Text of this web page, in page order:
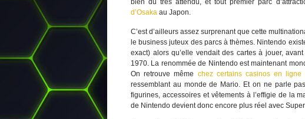
d’Osaka au Japon.
C’est d’ailleurs assez surprenant que cette
le business juteux des parcs à thèmes. Nintendo
exact) alors qu’elle vendait des cartes à jouer,
1970. La renommée de Nintendo est maintenant
On retrouve même chez certains casinos en ligne
ressemblant au monde de Mario. Et on ne parle
figurines, accessoires et vêtements à l’effigie de la
de Nintendo devient donc encore plus réel avec